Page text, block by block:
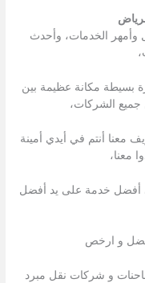
وأمهر الخدمات، وأحدث
بسيطة مكانة عظيمة بين
جميع الشركات،
معنا أنتم في أيدي أمينة
معنا،
أفضل خدمة على يد أفضل
و ارخص
و شركات نقل مبرد